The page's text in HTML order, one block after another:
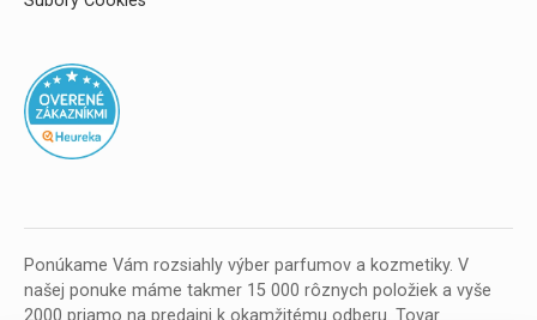
Ponúkame Vám rozsiahly výber parfumov a kozmetiky. V
našej ponuke máme takmer 15 000 rôznych položiek a vyše
2000 priamo na predajni k okamžitému odberu. Tovar